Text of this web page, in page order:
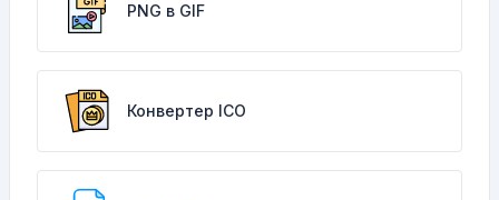
PNG в GIF
Конвертер ICO